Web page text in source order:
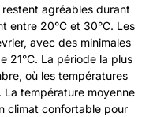
agréables durant
entre 20°C et 30°C. Les
avec des minimales
21°C. La période la plus
où les températures
température moyenne
climat confortable pour